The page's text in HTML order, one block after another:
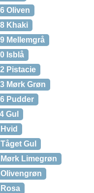
Oliven
Khaki
Mellemgrå
Isblå
Pistacie
Mørk Grøn
Pudder
Gul
Gul
Limegrøn